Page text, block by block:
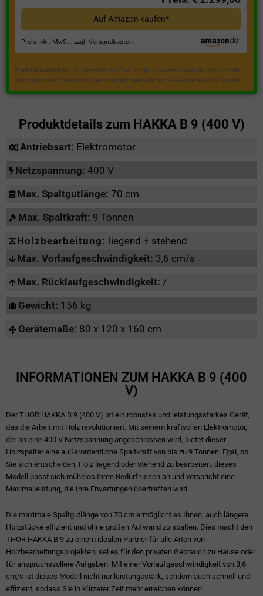
Auf Amazon kaufen*
Preis inkl. MwSt., zzgl. Versandkosten
Zuletzt aktualisiert am 18. Dezember 2023 um 21:50 . Ich weise darauf hin, dass sich die
hier angezeigten Preise inzwischen geändert haben können. Alle Angaben ohne Gewähr.
Produktdetails zum HAKKA B 9 (400 V)
Antriebsart: Elektromotor
Netzspannung: 400 V
Max. Spaltgutlänge: 70 cm
Max. Spaltkraft: 9 Tonnen
Holzbearbeitung: liegend + stehend
Max. Vorlaufgeschwindigkeit: 3,6 cm/s
Max. Rücklaufgeschwindigkeit: /
Gewicht: 156 kg
Gerätemaße: 80 x 120 x 160 cm
INFORMATIONEN ZUM HAKKA B 9 (400
V)
Der THOR HAKKA B 9 (400 V) ist ein robustes und leistungsstarkes Gerät,
das die Arbeit mit Holz revolutioniert. Mit seinem kraftvollen Elektromotor,
der an eine 400 V Netzspannung angeschlossen wird, bietet dieser
Holzspalter eine außerordentliche Spaltkraft von bis zu 9 Tonnen. Egal, ob
Sie sich entscheiden, Holz liegend oder stehend zu bearbeiten, dieses
Modell passt sich mühelos Ihren Bedürfnissen an und verspricht eine
Maximalleistung, die Ihre Erwartungen übertreffen wird.
Die maximale Spaltgutlänge von 70 cm ermöglicht es Ihnen, auch längere
Holzstücke effizient und ohne großen Aufwand zu spalten. Dies macht den
THOR HAKKA B 9 zu einem idealen Partner für alle Arten von
Holzbearbeitungsprojekten, sei es für den privaten Gebrauch zu Hause oder
für anspruchsvollere Aufgaben. Mit einer Vorlaufgeschwindigkeit von 3,6
cm/s ist dieses Modell nicht nur leistungsstark, sondern auch schnell und
effizient, sodass Sie in kürzerer Zeit mehr erreichen können.